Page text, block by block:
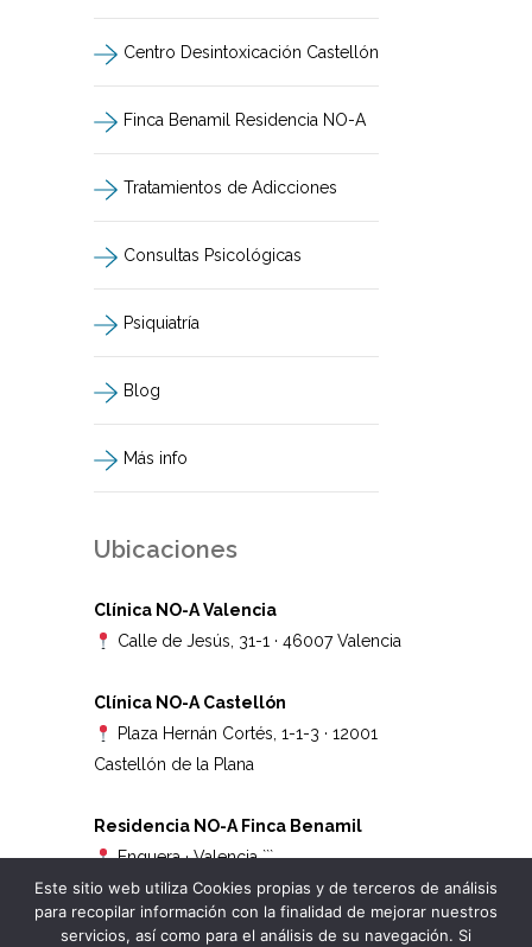
Centro Desintoxicación Castellón
Finca Benamil Residencia NO-A
Tratamientos de Adicciones
Consultas Psicológicas
Psiquiatría
Blog
Más info
Ubicaciones
Clínica NO-A Valencia
Calle de Jesús, 31-1 · 46007 Valencia
Clínica NO-A Castellón
Plaza Hernán Cortés, 1-1-3 · 12001
Castellón de la Plana
Residencia NO-A Finca Benamil
Enguera · Valencia```
Este sitio web utiliza Cookies propias y de terceros de análisis
para recopilar información con la finalidad de mejorar nuestros
servicios, así como para el análisis de su navegación. Si